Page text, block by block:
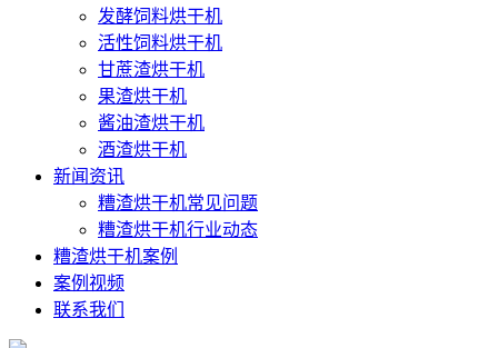
发酵饲料烘干机
活性饲料烘干机
甘蔗渣烘干机
果渣烘干机
酱油渣烘干机
酒渣烘干机
新闻资讯
糟渣烘干机常见问题
糟渣烘干机行业动态
糟渣烘干机案例
案例视频
联系我们